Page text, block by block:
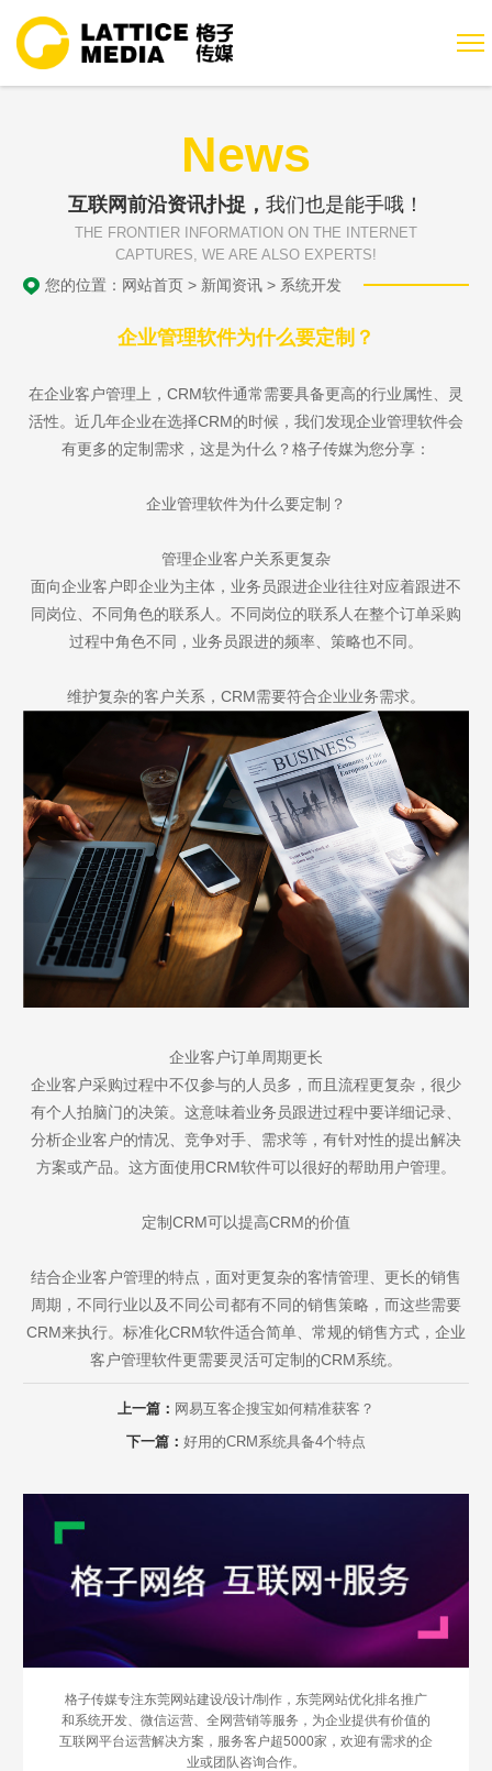
News
互联网前沿资讯扑捉， 我们也是能手哦！
THE FRONTIER INFORMATION ON THE INTERNET
CAPTURES, WE ARE ALSO EXPERTS!
您的位置： 网站首页 > 新闻资讯 > 系统开发
企业管理软件为什么要定制？
在企业客户管理上，CRM软件通常需要具备更高的行业属性、灵
活性。近几年企业在选择CRM的时候，我们发现企业管理软件会
有更多的定制需求，这是为什么？格子传媒为您分享：
企业管理软件为什么要定制？
管理企业客户关系更复杂
面向企业客户即企业为主体，业务员跟进企业往往对应着跟进不
同岗位、不同角色的联系人。不同岗位的联系人在整个订单采购
过程中角色不同，业务员跟进的频率、策略也不同。
维护复杂的客户关系，CRM需要符合企业业务需求。
企业客户订单周期更长
企业客户采购过程中不仅参与的人员多，而且流程更复杂，很少
有个人拍脑门的决策。这意味着业务员跟进过程中要详细记录、
分析企业客户的情况、竞争对手、需求等，有针对性的提出解决
方案或产品。这方面使用CRM软件可以很好的帮助用户管理。
定制CRM可以提高CRM的价值
结合企业客户管理的特点，面对更复杂的客情管理、更长的销售
周期，不同行业以及不同公司都有不同的销售策略，而这些需要
CRM来执行。标准化CRM软件适合简单、常规的销售方式，企业
客户管理软件更需要灵活可定制的CRM系统。
上一篇： 网易互客企搜宝如何精准获客？
下一篇： 好用的CRM系统具备4个特点
格子传媒专注东莞网站建设/设计/制作，东莞网站优化排名推广
和系统开发、微信运营、全网营销等服务，为企业提供有价值的
互联网平台运营解决方案，服务客户超5000家，欢迎有需求的企
业或团队咨询合作。